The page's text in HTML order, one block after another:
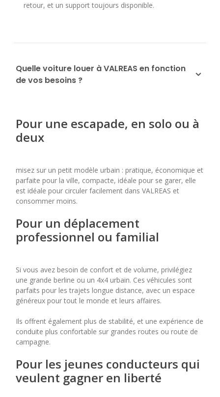
retour, et un support toujours disponible.
Quelle voiture louer à VALREAS en fonction
de vos besoins ?
Pour une escapade, en solo ou à
deux
misez sur un petit modèle urbain : pratique, économique et
parfaite pour la ville, compacte, idéale pour se garer, elle
est idéale pour circuler facilement dans VALREAS et
consommer moins.
Pour un déplacement
professionnel ou familial
Si vous avez besoin de confort et de volume, privilégiez
une grande berline ou un 4x4 urbain. Ces véhicules sont
parfaits pour les trajets longue distance, avec un espace
généreux pour tout le monde et leurs affaires.
Ils offrent également plus de stabilité, et une expérience de
conduite plus confortable sur grandes routes ou route de
campagne.
Pour les jeunes conducteurs qui
veulent gagner en liberté